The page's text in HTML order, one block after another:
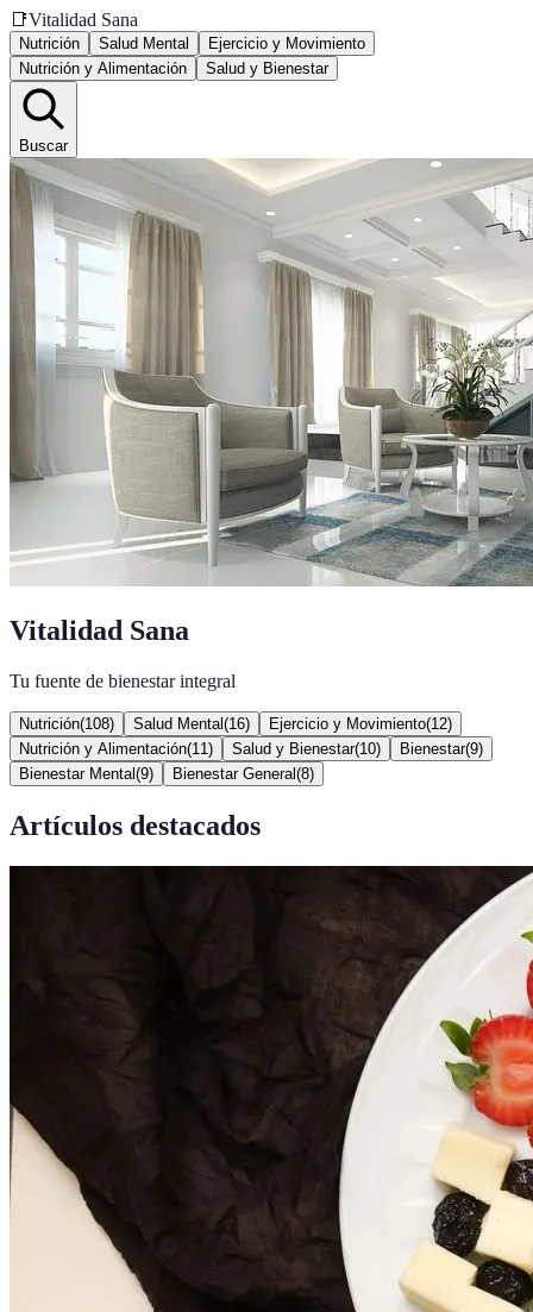
📑Vitalidad Sana
Nutrición Salud Mental
Ejercicio y Movimiento
Nutrición y Alimentación
Salud y Bienestar
Buscar
Vitalidad Sana
Tu fuente de bienestar integral
Nutrición(108) Salud Mental (16) Ejercicio y Movimiento(12)
Nutrición y Alimentación(11 ) Salud y Bienestar(10) Bienestar(9)
Bienestar Mental (9) Bienestar General (8)
Artículos destacados